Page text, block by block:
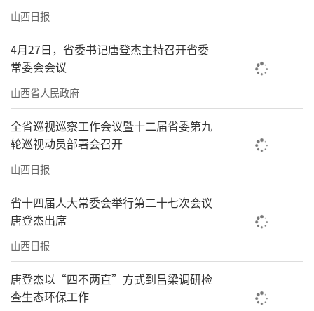
山西日报
4月27日，省委书记唐登杰主持召开省委
常委会会议
山西省人民政府
全省巡视巡察工作会议暨十二届省委第九
轮巡视动员部署会召开
山西日报
省十四届人大常委会举行第二十七次会议
唐登杰出席
山西日报
唐登杰以“四不两直”方式到吕梁调研检
查生态环保工作